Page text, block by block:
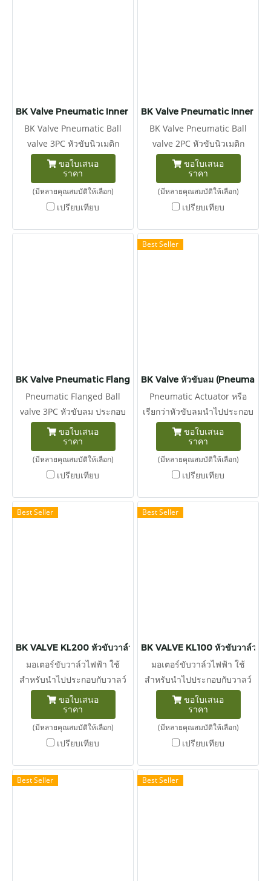
BK Valve Pneumatic Inner Thread 3-pcs Ball Valve
BK Valve Pneumatic Ball
valve 3PC หัวขับนิวเมติก
ประกอบกับ บอลวาล์ว 3ชิ้น
ขอใบเสนอ
ราคา
(มีหลายคุณสมบัติให้เลือก)
เปรียบเทียบ
BK Valve Pneumatic Inner
BK Valve Pneumatic Ball
valve 2PC หัวขับนิวเมติก
ประกอบกับ บอลวาล์ว 2ชิ้น
ขอใบเสนอ
ราคา
(มีหลายคุณสมบัติให้เลือก)
เปรียบเทียบ
BK Valve Pneumatic Flanged Ball Valve 3PC
Pneumatic Flanged Ball
valve 3PC หัวขับลม ประกอบ
กับ บอลวาล์วหน้าแปลน 3ชิ้น
ขอใบเสนอ
ราคา
(มีหลายคุณสมบัติให้เลือก)
เปรียบเทียบ
Best Seller
BK Valve หัวขับลม
Pneumatic Actuator หรือ
เรียกว่าหัวขับลมนำไปประกอบ
กับวาล์ว ได้ทุกชนิด โปรดแจ้ง
คุณสมบัติ DOUBLE ACTING
หรือ SINGLE ACTING ขนาด
สามารถเปรียบเทียบได้ตามรูป
ขอใบเสนอ
ราคา
(มีหลายคุณสมบัติให้เลือก)
เปรียบเทียบ
Best Seller
BK VALVE KL200 หัวขับวาล์วไฟฟ้า แรงบิด 2,000 นิวตัน-เมตร
มอเตอร์ขับวาล์วไฟฟ้า ใช้
สำหรับนำไปประกอบกับวาลว์
ประเภทต่างๆในระบบท่อเช่น
นำหัวขับวาล์วไฟฟ้าไปติดตั้ง
ร่วมกับ Butterfly valve, Ball
valve เป็นต้น นิวตันเมตร
เป็นของแรงบิด ในระบบ หน่วย
เอสไอ 1 นิวตันเมตร เท่ากับ
ขอใบเสนอ
ราคา
(มีหลายคุณสมบัติให้เลือก)
เปรียบเทียบ
Best Seller
BK VALVE KL100 หัวขับวาล์วไ
มอเตอร์ขับวาล์วไฟฟ้า ใช้
สำหรับนำไปประกอบกับวาลว์
ประเภทต่างๆในระบบท่อเช่น
นำหัวขับวาล์วไฟฟ้าไปติดตั้ง
ร่วมกับ Butterfly valve, Ball
valve เป็นต้น นิวตันเมตร
เป็นของแรงบิด ในระบบ หน่วย
เอสไอ 1 นิวตันเมตร เท่ากับ
ขอใบเสนอ
ราคา
(มีหลายคุณสมบัติให้เลือก)
เปรียบเทียบ
Best Seller Best Seller